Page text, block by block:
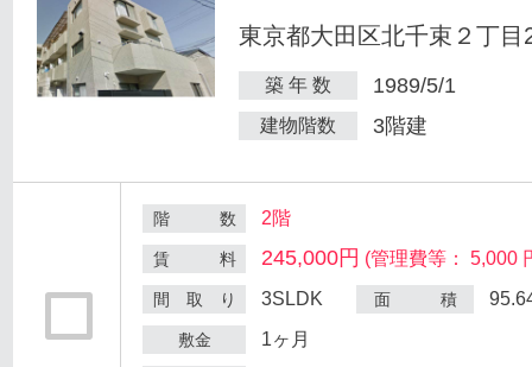
東京都大田区北千束２丁目
築 年 数 1989/5/1
建物階数 3階建
階 数 2階
賃 料 245,000円 (管理費等： 5,000
間 取 り 3SLDK 面 積
敷金 1ヶ月